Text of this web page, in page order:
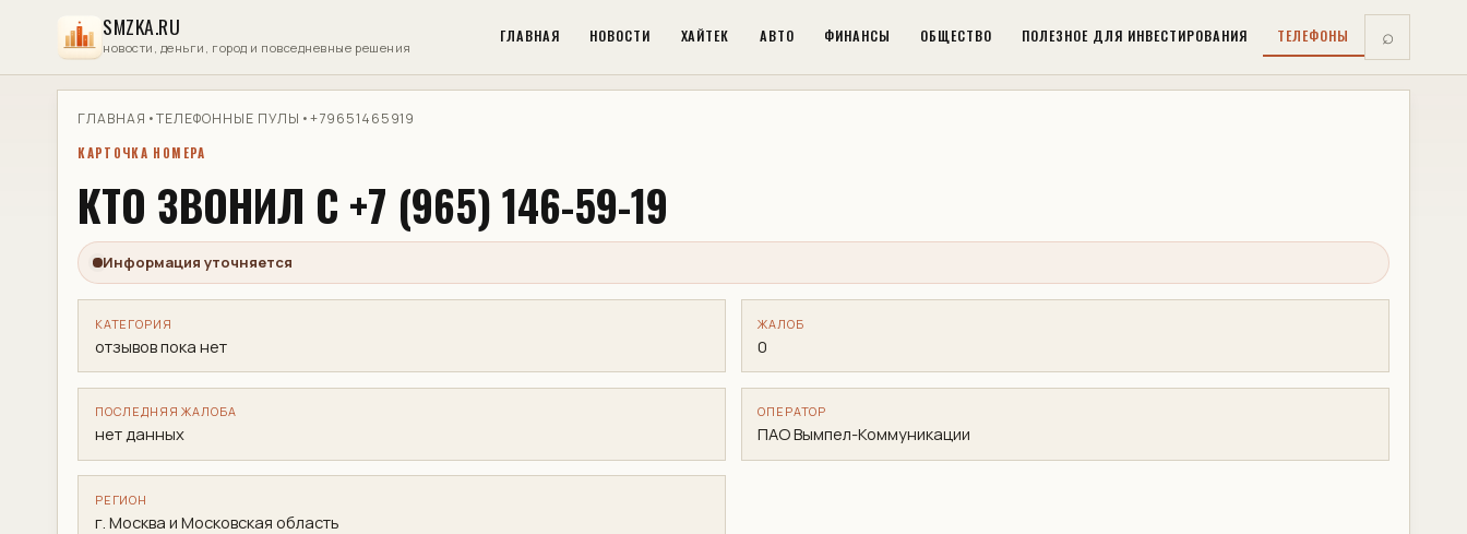
SMZKA.RU
новости, деньги, город и повседневные решения
ГЛАВНАЯ НОВОСТИ ХАЙТЕК АВТО ФИНАНСЫ ОБЩЕСТВО ПОЛЕЗНОЕ ДЛЯ ИНВЕСТИРОВАНИЯ ТЕЛЕФОНЫ ⌕
ГЛАВНАЯ •ТЕЛЕФОННЫЕ ПУЛЫ •+79651465919
КАРТОЧКА НОМЕРА
КТО ЗВОНИЛ С +7 (965) 146-59-19
Информация уточняется
КАТЕГОРИЯ
отзывов пока нет
ЖАЛОБ
0
ПОСЛЕДНЯЯ ЖАЛОБА
нет данных
ОПЕРАТОР
ПАО Вымпел-Коммуникации
РЕГИОН
г. Москва и Московская область